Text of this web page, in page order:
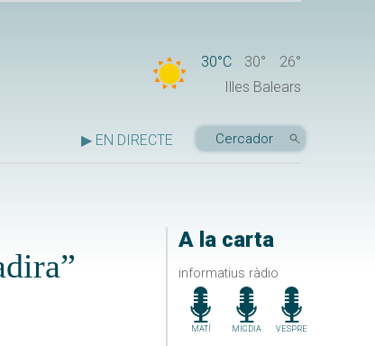
30°C 30°
26°
Illes Balears
▶ EN DIRECTE
A la carta
informatius ràdio
MATÍ MIGDIA VESPRE